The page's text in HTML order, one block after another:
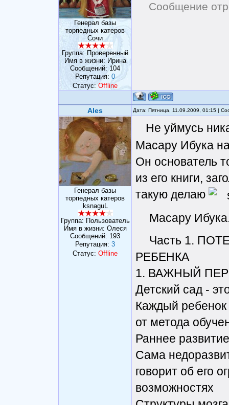
Генерал базы
торпедных катеров
Сочи
Группа: Проверенный
Имя в жизни: Ирина
Сообщений: 104
Репутация: 0
Статус:Offline
Сообщение
Ales Дата: Пятница, 11.09.2009, 01:15 |
Генерал базы
торпедных катеров
ksnaguL
Группа: Пользователь
Имя в жизни: Олеся
Сообщений: 193
Репутация: 3
Статус: Offline
Не уймусь
Масару Ибука
Он основатель
из его книги,
такую делаю
Масару
Часть 1.
РЕБЕНКА
1. ВАЖНЫЙ
Детский сад -
Каждый ребенок
от метода
Раннее
Сама
говорит об его
возможностях